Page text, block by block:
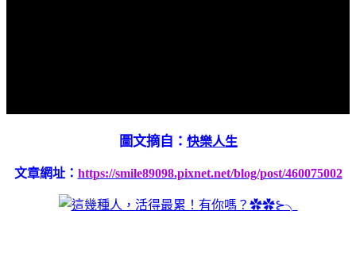
圖文摘自： 快樂人生
文章網址： https://smile89098.pixnet.net/blog/post/460075002